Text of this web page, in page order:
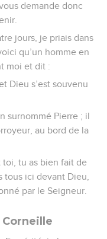
demande donc
jours, je priais dans
qu’un homme en
moi et dit :
Dieu s’est souvenu
surnommé Pierre ; il
au bord de la
toi, tu as bien fait de
tous ici devant Dieu,
par le Seigneur.